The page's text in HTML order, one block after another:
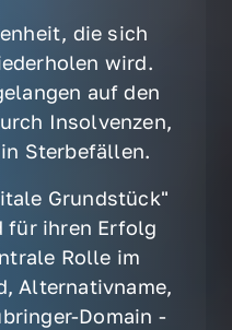
die sich
wird.
auf den
Insolvenzen,
Sterbefällen.
Grundstück"
für ihren Erfolg
Rolle im
Alternativname,
Domain -